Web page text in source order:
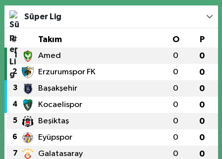
Süper Lig
# Takım O P
1 Amed 0 0
2 Erzurumspor FK 0 0
3 Başakşehir 0 0
4 Kocaelispor 0 0
5 Beşiktaş 0 0
6 Eyüpspor 0 0
7 Galatasaray 0 0